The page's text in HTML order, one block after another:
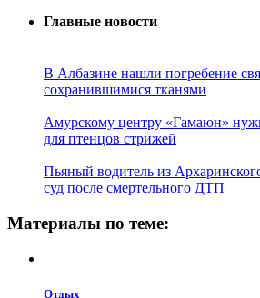
Главные новости
В Албазине нашли погребение
сохранившимися тканями
Амурскому центру «Гамаюн»
для птенцов стрижей
Пьяный водитель из
суд после смертельного ДТП
Материалы по теме:
Отдых